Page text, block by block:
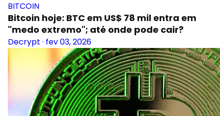
BITCOIN
Bitcoin hoje: BTC em US$ 78 mil entra em
"medo extremo"; até onde pode cair?
Decrypt · fev 03, 2026